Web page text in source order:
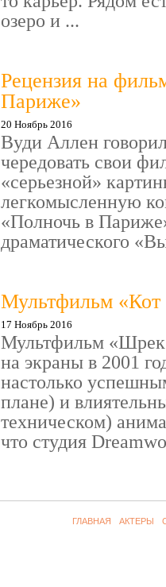
озеро и ...
Рецензия на
Париже»
20 Ноябрь 2016
Вуди Аллен
чередовать свои
«серьезной»
легкомысленную
«Полночь в
драматического
Мультфильм «Кот
17 Ноябрь 2016
Мультфильм
на экраны в 2001
настолько
плане) и
техническом)
что студия
ГЛАВНАЯ АКТЕРЫ